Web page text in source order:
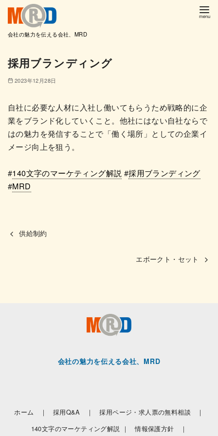
会社の魅力を伝える会社、MRD
採用ブランディング
2023年12月28日
自社に必要な人材に入社し働いてもらうため戦略的に企
業をブランド化していくこと。他社にはない自社ならで
はの魅力を発信することで「働く場所」としての企業イ
メージ向上を狙う。
#140文字のマーケティング解説 #採用ブランディング
#MRD
供給制約
エボークト・セット
会社の魅力を伝える会社、MRD
ホーム ｜ 採用Q&A ｜
採用ページ・求人票の無料相談 ｜
140文字のマーケティング解説 ｜
情報保護方針 ｜